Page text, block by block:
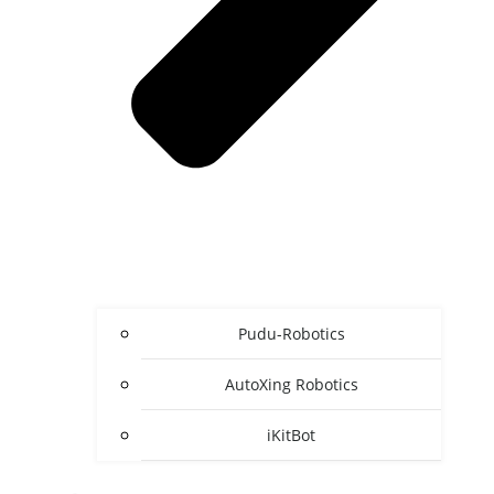
Pudu-Robotics
AutoXing Robotics
iKitBot